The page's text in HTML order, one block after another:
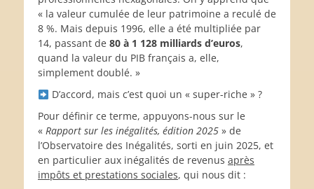
« la valeur cumulée de leur patrimoine a reculé de
8 %. Mais depuis 1996, elle a été multipliée par
14, passant de 80 à 1 128 milliards d’euros,
quand la valeur du PIB français a, elle,
simplement doublé. »
D’accord, mais c’est quoi un « super-riche » ?
Pour définir ce terme, appuyons-nous sur le
« Rapport sur les inégalités, édition 2025 » de
l’Observatoire des Inégalités, sorti en juin 2025, et
en particulier aux inégalités de revenus après
impôts et prestations sociales, qui nous dit :